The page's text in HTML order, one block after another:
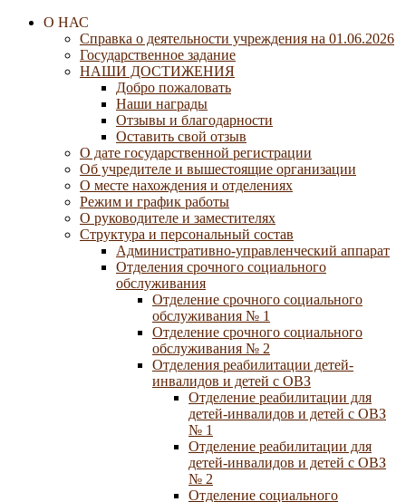
О НАС
Справка о деятельности учреждения на 01.06.2026
Государственное задание
НАШИ ДОСТИЖЕНИЯ
Добро пожаловать
Наши награды
Отзывы и благодарности
Оставить свой отзыв
О дате государственной регистрации
Об учредителе и вышестоящие организации
О месте нахождения и отделениях
Режим и график работы
О руководителе и заместителях
Структура и персональный состав
Административно-управленческий аппарат
Отделения срочного социального
обслуживания
Отделение срочного социального
обслуживания № 1
Отделение срочного социального
обслуживания № 2
Отделения реабилитации детей-
инвалидов и детей с ОВЗ
Отделение реабилитации для
детей-инвалидов и детей с ОВЗ
№ 1
Отделение реабилитации для
детей-инвалидов и детей с ОВЗ
№ 2
Отделение социального